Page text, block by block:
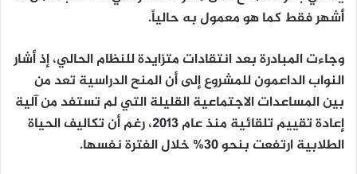
أشهر فقط كما هو معمول به حالياً.
وجاءت المبادرة بعد انتقادات متزايدة للنظام الحالي، إذ أشار
النواب الداعمون للمشروع إلى أن المنح الدراسية تعد من
بين المساعدات الاجتماعية القليلة التي لم تستفد من آلية
إعادة تقييم تلقائية منذ عام 2013، رغم أن تكاليف الحياة
الطلابية ارتفعت بنحو 30% خلال الفترة نفسها.